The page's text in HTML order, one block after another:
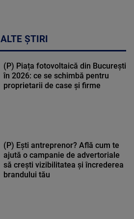
ALTE ȘTIRI
(P) Piața fotovoltaică din București
în 2026: ce se schimbă pentru
proprietarii de case și firme
(P) Ești antreprenor? Află cum te
ajută o campanie de advertoriale
să crești vizibilitatea și încrederea
brandului tău